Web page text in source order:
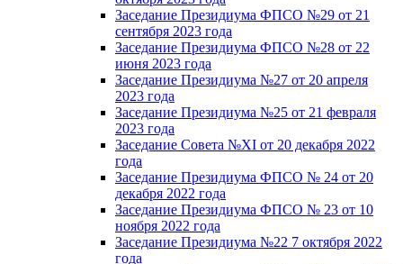
Заседание Президиума ФПСО №29 от 21
сентября 2023 года
Заседание Президиума ФПСО №28 от 22
июня 2023 года
Заседание Президиума №27 от 20 апреля
2023 года
Заседание Президиума №25 от 21 февраля
2023 года
Заседание Совета №XI от 20 декабря 2022
года
Заседание Президиума ФПСО № 24 от 20
декабря 2022 года
Заседание Президиума ФПСО № 23 от 10
ноября 2022 года
Заседание Президиума №22 7 октября 2022
года